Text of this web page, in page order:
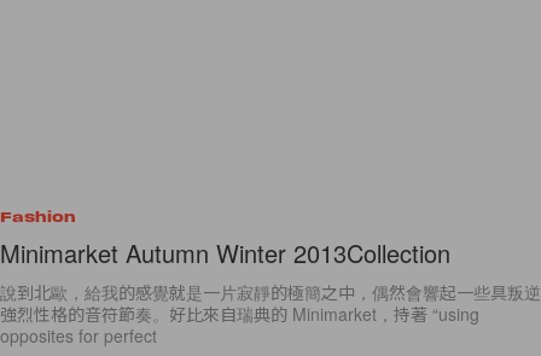
Fashion
Minimarket Autumn Winter 2013Collection
說到北歐，給我的感覺就是一片寂靜的極簡之中，偶然會響起一些具叛逆
強烈性格的音符節奏。好比來自瑞典的 Minimarket，持著 “using
opposites for perfect